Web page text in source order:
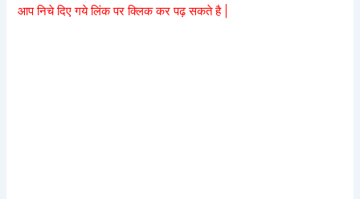
आप निचे दिए गये लिंक पर क्लिक कर पढ़ सकते है |